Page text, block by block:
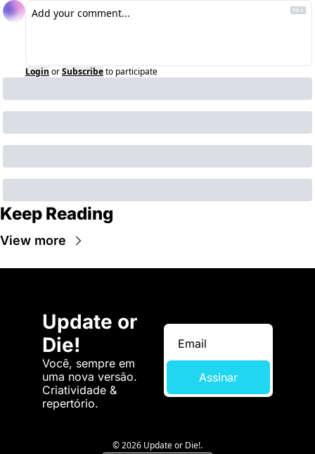
Login orSubscribeto participate
Keep Reading
View more
Update or
Die!
Você, sempre em
uma nova versão.
Criatividade &
repertório.
Assinar
© 2026 Update or Die!.